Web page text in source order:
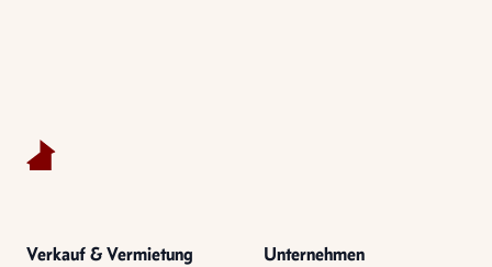
Verkauf & Vermietung Unternehmen